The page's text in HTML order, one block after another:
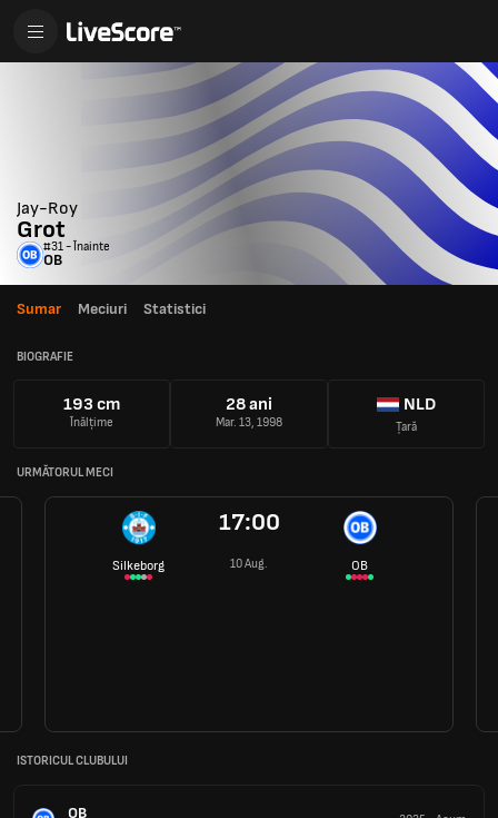
Jay-Roy
Grot
#31 - Înainte
OB
Sumar Meciuri Statistici
BIOGRAFIE
193 cm
Înălțime
28 ani
Mar. 13, 1998
NLD
Țară
URMĂTORUL MECI
Silkeborg
17:00
10 Aug. OB
ISTORICUL CLUBULUI
OB